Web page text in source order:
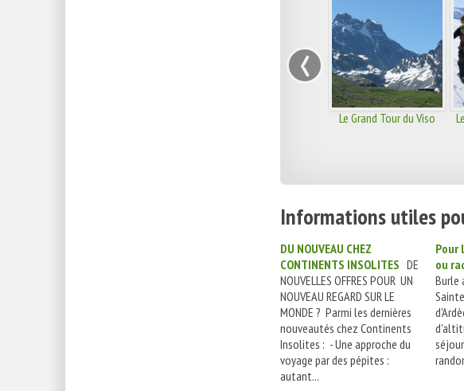
Le Grand Tour du Viso
‹
Informations utiles
DU NOUVEAU CHEZ
CONTINENTS INSOLITES DE
NOUVELLES OFFRES POUR UN
NOUVEAU REGARD SUR LE
MONDE ? Parmi les dernières
nouveautés chez Continents
Insolites : - Une approche du
voyage par des pépites :
autant...
Pour
ou
Burle